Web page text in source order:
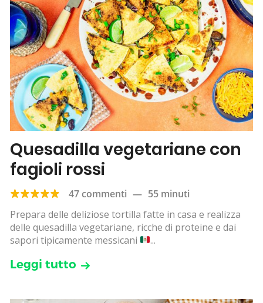
Quesadilla vegetariane con
fagioli rossi
47 commenti — 55 minuti
Prepara delle deliziose tortilla fatte in casa e realizza
delle quesadilla vegetariane, ricche di proteine e dai
sapori tipicamente messicani
...
Leggi tutto